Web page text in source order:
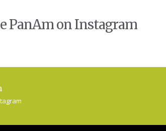
PanAm on Instagram